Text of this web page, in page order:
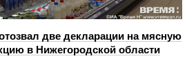
две декларации на мясную
в Нижегородской области